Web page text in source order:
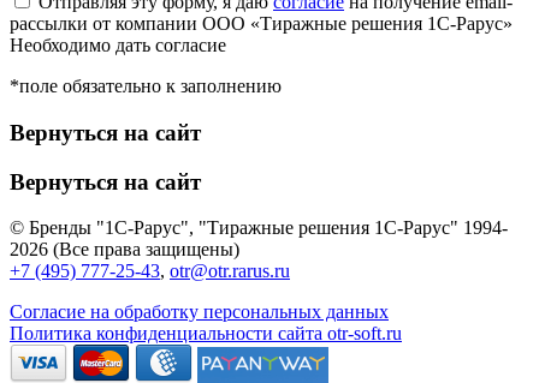
рассылки от компании ООО «Тиражные решения 1С-Рарус»
Необходимо дать согласие
*поле обязательно к заполнению
Вернуться на сайт
Вернуться на сайт
© Бренды "1С-Рарус", "Тиражные решения 1С-Рарус" 1994-
2026 (Все права защищены)
+7 (495) 777-25-43, otr@otr.rarus.ru
Согласие на обработку персональных данных
Политика конфиденциальности сайта otr-soft.ru